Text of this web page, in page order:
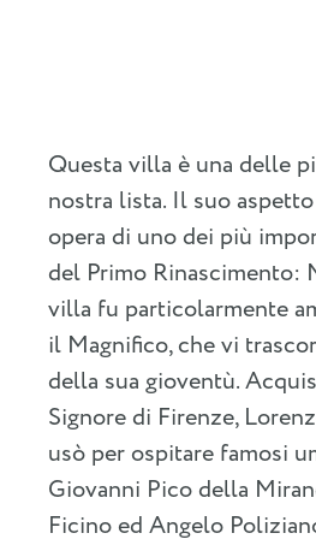
Questa villa è una delle
nostra lista. Il suo
opera di uno dei più
del Primo Rinascimento:
villa fu particolarmente
il Magnifico, che vi
della sua gioventù.
Signore di Firenze,
usò per ospitare famosi
Giovanni Pico della
Ficino ed Angelo